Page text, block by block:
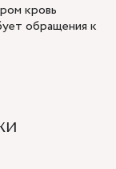
кровь
обращения к